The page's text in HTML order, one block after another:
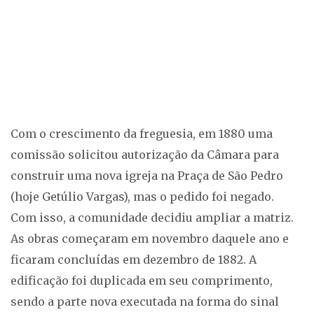
Com o crescimento da freguesia, em 1880 uma
comissão solicitou autorização da Câmara para
construir uma nova igreja na Praça de São Pedro
(hoje Getúlio Vargas), mas o pedido foi negado.
Com isso, a comunidade decidiu ampliar a matriz.
As obras começaram em novembro daquele ano e
ficaram concluídas em dezembro de 1882. A
edificação foi duplicada em seu comprimento,
sendo a parte nova executada na forma do sinal